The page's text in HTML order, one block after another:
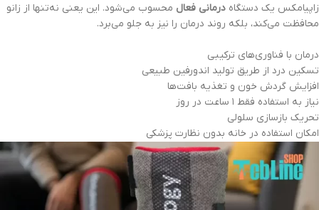
زاپیامکس یک دستگاه درمانی فعال محسوب می‌شود. این یعنی نه‌تنها از زانو
محافظت می‌کند، بلکه روند درمان را نیز به جلو می‌برد.
درمان با فناوری‌های ترکیبی
تسکین درد از طریق تولید اندورفین طبیعی
افزایش گردش خون و تغذیه بافت‌ها
نیاز به استفاده فقط ۱ ساعت در روز
تحریک بازسازی سلولی
امکان استفاده در خانه بدون نظارت پزشکی